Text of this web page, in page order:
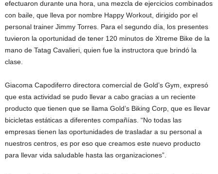
efectuaron durante una hora, una mezcla de ejercicios combinados
con baile, que lleva por nombre Happy Workout, dirigido por el
personal trainer Jimmy Torres. Para el segundo día, los presentes
tuvieron la oportunidad de tener 120 minutos de Xtreme Bike de la
mano de Tatag Cavalieri, quien fue la instructora que brindó la
clase.
Giacoma Capodiferro directora comercial de Gold’s Gym, expresó
que esta actividad se pudo llevar a cabo gracias a un reciente
producto que tienen que se llama Gold’s Biking Corp, que es llevar
bicicletas estáticas a diferentes compañías. “No todas las
empresas tienen las oportunidades de trasladar a su personal a
nuestros centros, es por eso que creamos este nuevo producto
para llevar vida saludable hasta las organizaciones”.